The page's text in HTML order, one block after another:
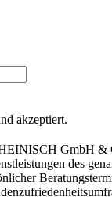
akzeptiert.
GmbH &
des